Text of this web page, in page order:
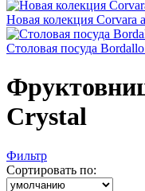
Новая колекция Corvara
Столовая посуда
Crystal
Фильтр
Сортировать по: